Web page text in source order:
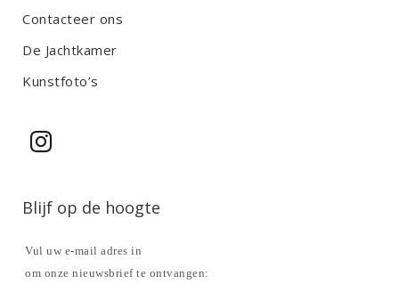
Contacteer ons
De Jachtkamer
Kunstfoto’s
Blijf op de hoogte
Vul uw e-mail adres in
om onze nieuwsbrief te ontvangen: